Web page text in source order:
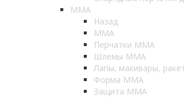
ММА
Назад
ММА
Перчатки ММА
Шлемы ММА
Лапы, макивары,
Форма ММА
Защита ММА